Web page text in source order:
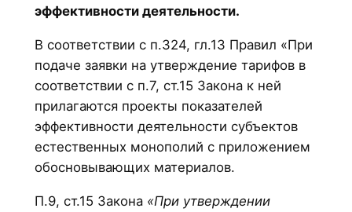
эффективности деятельности.
В соответствии с п.324, гл.13 Правил «При
подаче заявки на утверждение тарифов в
соответствии с п.7, ст.15 Закона к ней
прилагаются проекты показателей
эффективности деятельности субъектов
естественных монополий с приложением
обосновывающих материалов.
П.9, ст.15 Закона «При утверждении